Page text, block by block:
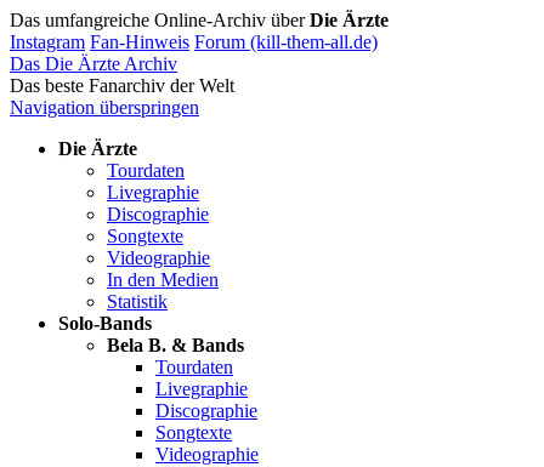
Das umfangreiche Online-Archiv überDie Ärzte
Instagram Fan-Hinweis Forum (kill-them-all.de)
Das Die Ärzte Archiv
Das beste Fanarchiv der Welt
Navigation überspringen
Die Ärzte
Tourdaten
Livegraphie
Discographie
Songtexte
Videographie
In den Medien
Statistik
Solo-Bands
Bela B. & Bands
Tourdaten
Livegraphie
Discographie
Songtexte
Videographie